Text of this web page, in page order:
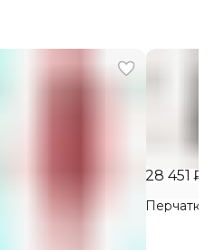
28 451 ₽
Перчатки